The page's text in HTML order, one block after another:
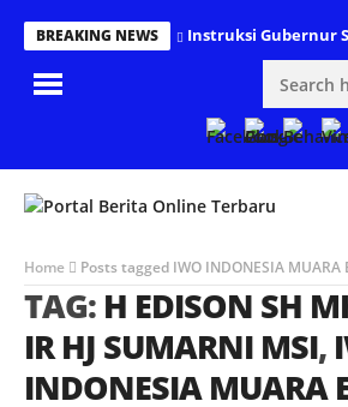
BREAKING NEWS Instruksi Gubernur
Home Posts tagged IWO INDONESIA MUARA
TAG: H EDISON SH
IR HJ SUMARNI MSI,
INDONESIA MUARA